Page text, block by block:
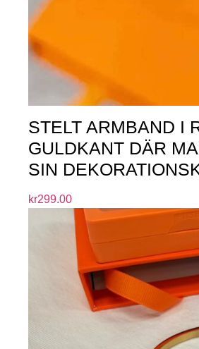
STELT ARMBAND I
GULDKANT DÄR
SIN
kr299.00